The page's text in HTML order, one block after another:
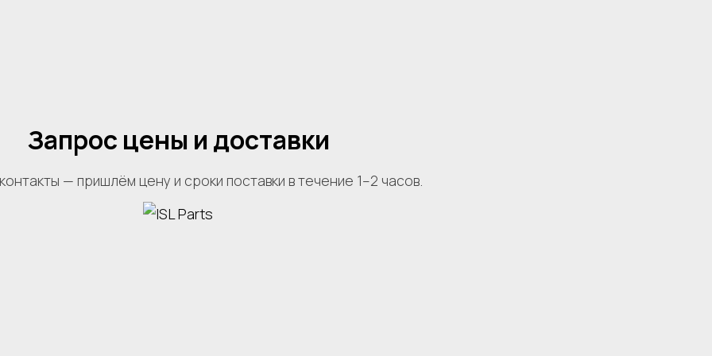
Запрос цены и доставки
— пришлём цену и сроки поставки в течение 1–2 часов.